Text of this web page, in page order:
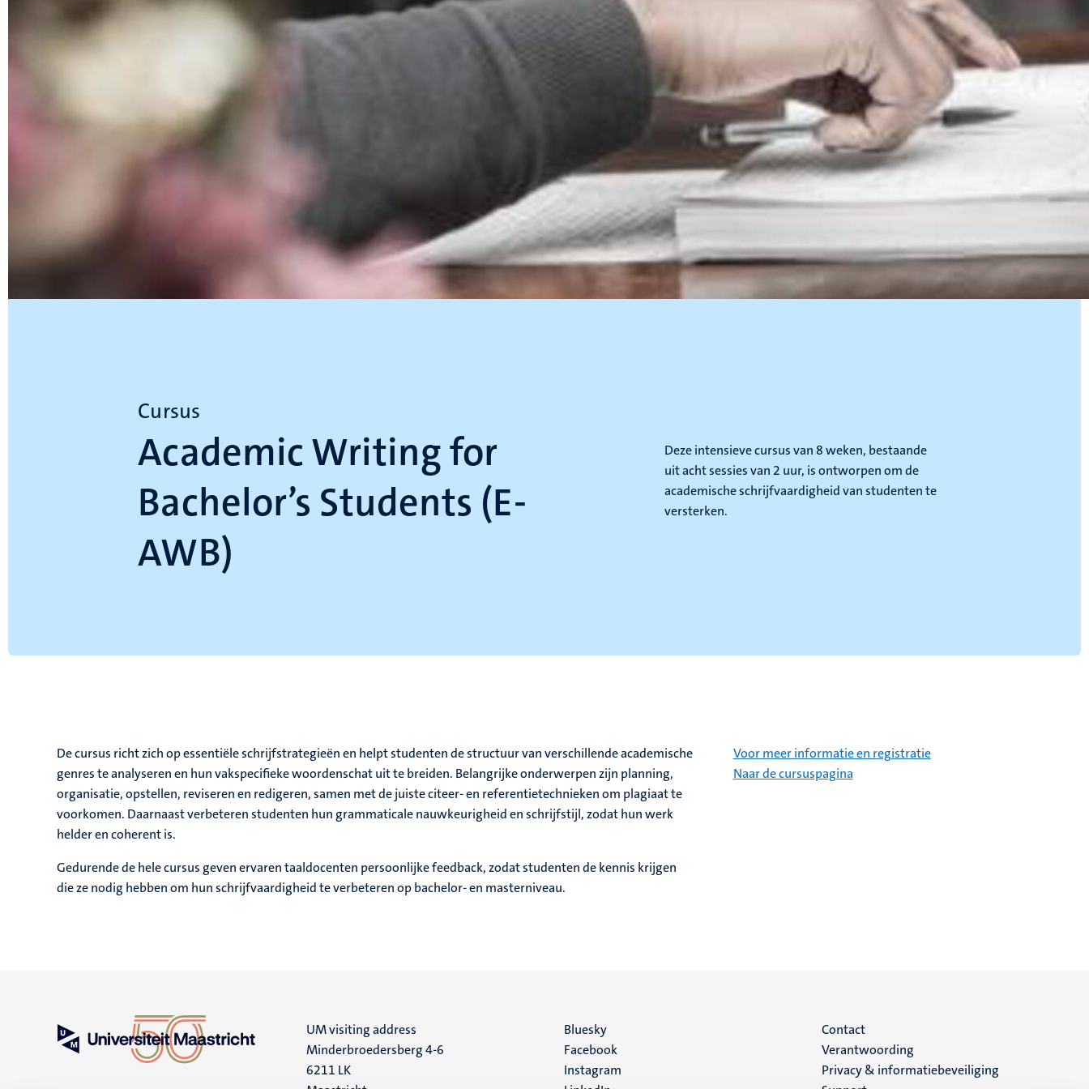
Cursus
Academic Writing for
Bachelor’s Students (E-
AWB)
Deze intensieve cursus van 8 weken, bestaande
uit acht sessies van 2 uur, is ontworpen om de
academische schrijfvaardigheid van studenten te
versterken.
De cursus richt zich op essentiële schrijfstrategieën en helpt studenten de structuur van verschillende academische
genres te analyseren en hun vakspecifieke woordenschat uit te breiden. Belangrijke onderwerpen zijn planning,
organisatie, opstellen, reviseren en redigeren, samen met de juiste citeer- en referentietechnieken om plagiaat te
voorkomen. Daarnaast verbeteren studenten hun grammaticale nauwkeurigheid en schrijfstijl, zodat hun werk
helder en coherent is.
Gedurende de hele cursus geven ervaren taaldocenten persoonlijke feedback, zodat studenten de kennis krijgen
die ze nodig hebben om hun schrijfvaardigheid te verbeteren op bachelor- en masterniveau.
Voor meer informatie en registratie
Naar de cursuspagina
UM visiting address
Minderbroedersberg 4-6
6211 LK
Social
media
Bluesky
Facebook
Instagram
Menu
footer
Contact
Verantwoording
Privacy & informatiebeveiliging